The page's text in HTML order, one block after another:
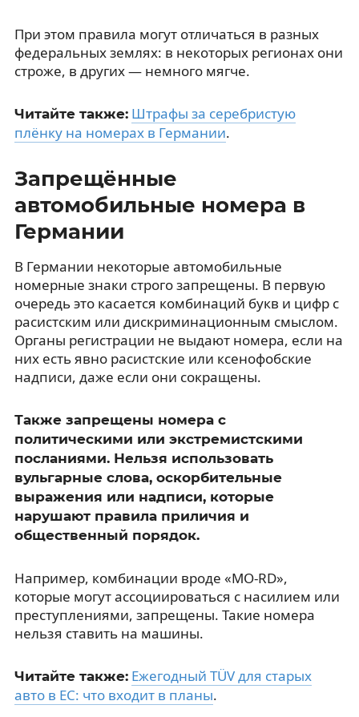
При этом правила могут отличаться в разных
федеральных землях: в некоторых регионах они
строже, в других — немного мягче.
Читайте также: Штрафы за серебристую
плёнку на номерах в Германии.
Запрещённые
автомобильные номера в
Германии
В Германии некоторые автомобильные
номерные знаки строго запрещены. В первую
очередь это касается комбинаций букв и цифр с
расистским или дискриминационным смыслом.
Органы регистрации не выдают номера, если на
них есть явно расистские или ксенофобские
надписи, даже если они сокращены.
Также запрещены номера с
политическими или экстремистскими
посланиями. Нельзя использовать
вульгарные слова, оскорбительные
выражения или надписи, которые
нарушают правила приличия и
общественный порядок.
Например, комбинации вроде «MO-RD»,
которые могут ассоциироваться с насилием или
преступлениями, запрещены. Такие номера
нельзя ставить на машины.
Читайте также: Ежегодный TÜV для старых
авто в ЕС: что входит в планы.